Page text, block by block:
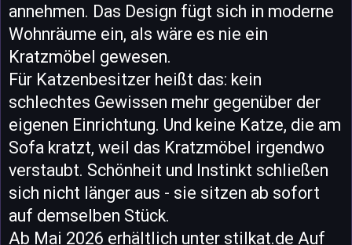
annehmen. Das Design fügt sich in moderne
Wohnräume ein, als wäre es nie ein
Kratzmöbel gewesen.
Für Katzenbesitzer heißt das: kein
schlechtes Gewissen mehr gegenüber der
eigenen Einrichtung. Und keine Katze, die am
Sofa kratzt, weil das Kratzmöbel irgendwo
verstaubt. Schönheit und Instinkt schließen
sich nicht länger aus - sie sitzen ab sofort
auf demselben Stück.
Ab Mai 2026 erhältlich unter stilkat.de Auf